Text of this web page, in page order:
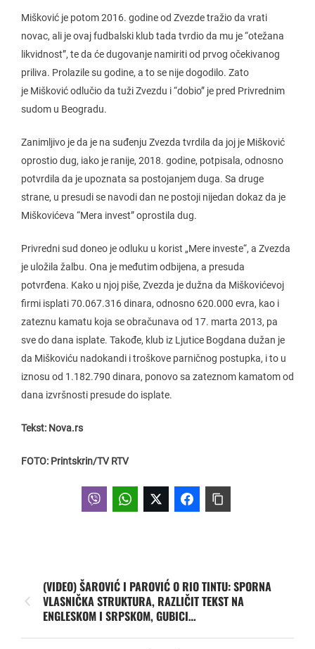
Mišković je potom 2016. godine od Zvezde tražio da vrati
novac, ali je ovaj fudbalski klub tada tvrdio da mu je “otežana
likvidnost”, te da će dugovanje namiriti od prvog očekivanog
priliva. Prolazile su godine, a to se nije dogodilo. Zato
je Mišković odlučio da tuži Zvezdu i “dobio” je pred Privrednim
sudom u Beogradu.
Zanimljivo je da je na suđenju Zvezda tvrdila da joj je Mišković
oprostio dug, iako je ranije, 2018. godine, potpisala, odnosno
potvrdila da je upoznata sa postojanjem duga. Sa druge
strane, u presudi se navodi dan ne postoji nijedan dokaz da je
Miškovićeva “Mera invest” oprostila dug.
Privredni sud doneo je odluku u korist „Mere investe“, a Zvezda
je uložila žalbu. Ona je međutim odbijena, a presuda
potvrđena. Kako u njoj piše, Zvezda je dužna da Miškovićevoj
firmi isplati 70.067.316 dinara, odnosno 620.000 evra, kao i
zateznu kamatu koja se obračunava od 17. marta 2013, pa
sve do dana isplate. Takođe, klub iz Ljutice Bogdana dužan je
da Miškoviću nadokandi i troškove parničnog postupka, i to u
iznosu od 1.182.790 dinara, ponovo sa zateznom kamatom od
dana izvršnosti presude do isplate.
Tekst: Nova.rs
FOTO: Printskrin/TV RTV
(VIDEO) ŠAROVIĆ I PAROVIĆ O RIO TINTU: SPORNA
VLASNIČKA STRUKTURA, RAZLIČIT TEKST NA
ENGLESKOM I SRPSKOM, GUBICI…